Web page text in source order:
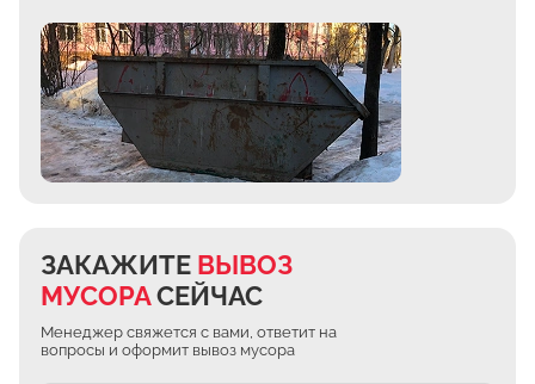
ЗАКАЖИТЕ ВЫВОЗ
МУСОРАСЕЙЧАС
Менеджер свяжется с вами, ответит на
вопросы и оформит вывоз мусора